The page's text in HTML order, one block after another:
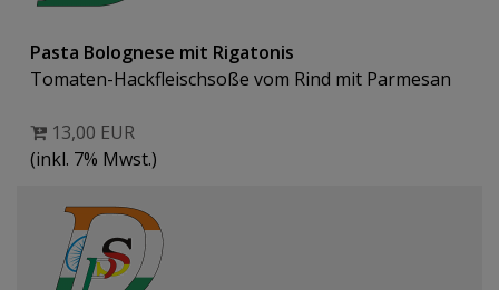
Pasta Bolognese mit Rigatonis
Tomaten-Hackfleischsoße vom Rind mit Parmesan
13,00 EUR
(inkl. 7% Mwst.)